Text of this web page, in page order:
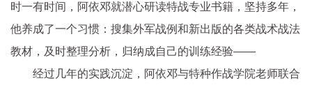
时一有时间，阿依邓就潜心研读特战专业书籍，坚持多年，
他养成了一个习惯：搜集外军战例和新出版的各类战术战法
教材，及时整理分析，归纳成自己的训练经验——
经过几年的实践沉淀，阿依邓与特种作战学院老师联合